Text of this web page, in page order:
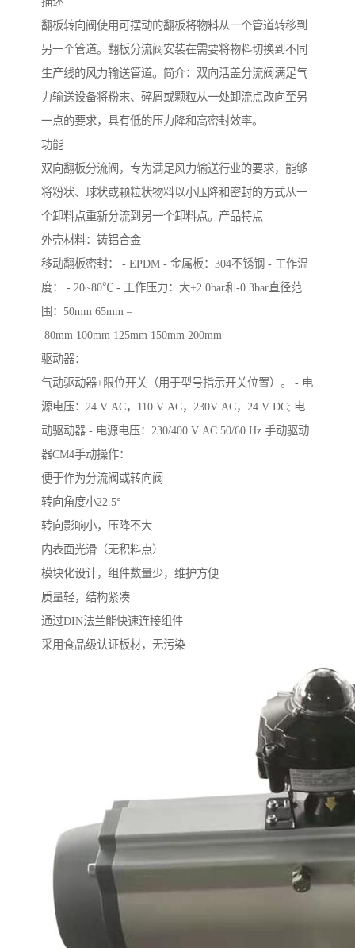
翻板转向阀使用可摆动的翻板将物料从一个管道转移到
另一个管道。翻板分流阀安装在需要将物料切换到不同
生产线的风力输送管道。简介：双向活盖分流阀满足气
力输送设备将粉末、碎屑或颗粒从一处卸流点改向至另
一点的要求，具有低的压力降和高密封效率。
功能
双向翻板分流阀，专为满足风力输送行业的要求，能够
将粉状、球状或颗粒状物料以小压降和密封的方式从一
个卸料点重新分流到另一个卸料点。产品特点
外壳材料：铸铝合金
移动翻板密封： - EPDM - 金属板：304不锈钢 - 工作温
度： - 20~80℃ - 工作压力：大+2.0bar和-0.3bar直径范
围：50mm 65mm –
80mm 100mm 125mm 150mm 200mm
驱动器：
气动驱动器+限位开关（用于型号指示开关位置）。 - 电
源电压：24 V AC，110 V AC，230V AC，24 V DC; 电
动驱动器 - 电源电压：230/400 V AC 50/60 Hz 手动驱动
器CM4手动操作：
便于作为分流阀或转向阀
转向角度小22.5°
转向影响小，压降不大
内表面光滑（无积料点）
模块化设计，组件数量少，维护方便
质量轻，结构紧凑
通过DIN法兰能快速连接组件
采用食品级认证板材，无污染